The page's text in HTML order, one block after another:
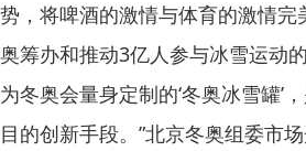
势，将啤酒的激情与体育的激情完
奥筹办和推动3亿人参与冰雪运动
为冬奥会量身定制的‘冬奥冰雪罐’
目的创新手段。”北京冬奥组委市